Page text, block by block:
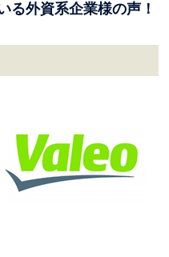
る外資系企業様の声！